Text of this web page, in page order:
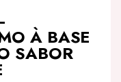
À BASE
SABOR